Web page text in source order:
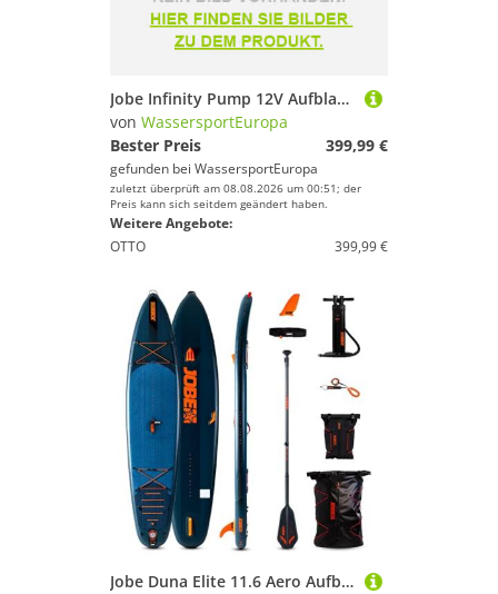
Jobe Infinity Pump 12V Aufblasbare Pumpe 450L/min für SUP Island Pool
von WassersportEuropa
Bester Preis
399,99 €
gefunden bei WassersportEuropa
zuletzt überprüft am 08.08.2026 um 00:51; der
Preis kann sich seitdem geändert haben.
Weitere Angebote:
OTTO
399,99 €
Jobe Duna Elite 11.6 Aero Aufblasbares Sup-Paket 2024 - Teal